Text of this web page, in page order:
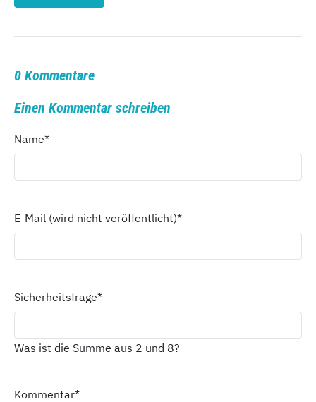
0 Kommentare
Einen Kommentar schreiben
Name*
E-Mail (wird nicht veröffentlicht)*
Sicherheitsfrage*
Was ist die Summe aus 2 und 8?
Kommentar*